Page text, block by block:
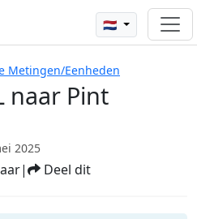
🇳🇱
Metingen/Eenheden
naar Pint
2025
| Deel dit